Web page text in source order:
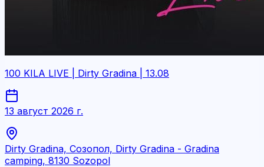
100 KILA LIVE | Dirty Gradina | 13.08
13 август 2026 г.
Dirty Gradina, Созопол, Dirty Gradina - Gradina
camping, 8130 Sozopol